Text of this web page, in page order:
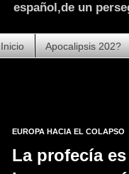
español,de un
Inicio Apocalipsis 202?
EUROPA HACIA EL COLAPSO
La profecía